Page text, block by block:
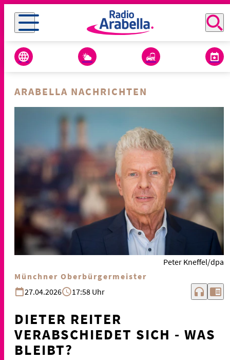
ARABELLA NACHRICHTEN
Peter Kneffel/dpa
Münchner Oberbürgermeister
27.04.2026
17:58 Uhr headphones chrome_reader_mode
DIETER REITER
VERABSCHIEDET SICH - WAS
BLEIBT?